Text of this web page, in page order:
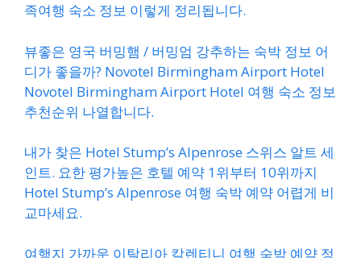
족여행 숙소 정보 이렇게 정리됩니다.
뷰좋은 영국 버밍햄 / 버밍엄 강추하는 숙박 정보 어
디가 좋을까? Novotel Birmingham Airport Hotel
Novotel Birmingham Airport Hotel 여행 숙소 정보
추천순위 나열합니다.
내가 찾은 Hotel Stump’s Alpenrose 스위스 알트 세
인트. 요한 평가높은 호텔 예약 1위부터 10위까지
Hotel Stump’s Alpenrose 여행 숙박 예약 어렵게 비
교마세요.
여행지 가까운 이탈리아 칼렌티니 여행 숙박 예약 정